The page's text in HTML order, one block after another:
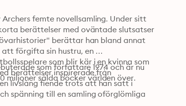
femte novellsamling. Under sitt
berättelser med oväntade slutsatser
berättar han bland annat
att förgifta sin hustru, en
som blir kär i en kvinna som
berättelser inspirerade från
livslång fiende trots att han satt i
spänning till en samling oförglömliga
som författare 1974 och är nu
miljoner sålda böcker världen över.